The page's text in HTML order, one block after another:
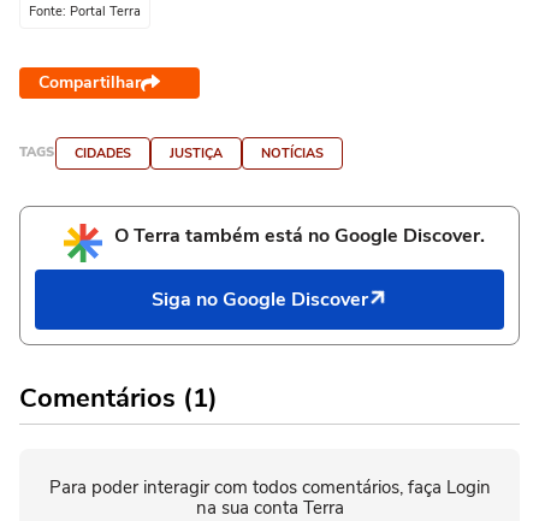
Fonte: Portal Terra
Compartilhar
TAGS CIDADES JUSTIÇA NOTÍCIAS
O Terra também está no Google Discover.
Siga no Google Discover
Comentários (1)
Para poder interagir com todos comentários, faça Login
na sua conta Terra